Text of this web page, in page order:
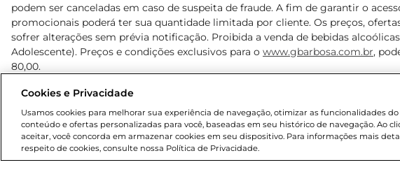
podem ser canceladas em caso de suspeita de fraude. A fim de garantir o
promocionais poderá ter sua quantidade limitada por cliente. Os preços,
sofrer alterações sem prévia notificação. Proibida a venda de bebidas
Adolescente). Preços e condições exclusivos para o www.gbarbosa.com.br,
80,00.
Cookies e Privacidade
Usamos cookies para melhorar sua experiência de navegação, otimizar as funcionalidades
conteúdo e ofertas personalizadas para você, baseadas em seu histórico de navegação. Ao
aceitar, você concorda em armazenar cookies em seu dispositivo. Para informações mais
respeito de cookies, consulte nossa Política de Privacidade.